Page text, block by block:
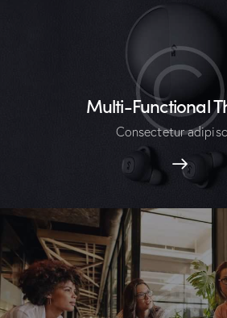
Multi-Functional
Consectetur